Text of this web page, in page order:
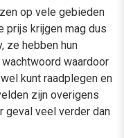
op vele gebieden
prijs krijgen mag dus
ze hebben hun
waardoor
kunt raadplegen en
zijn overigens
geval veel verder dan